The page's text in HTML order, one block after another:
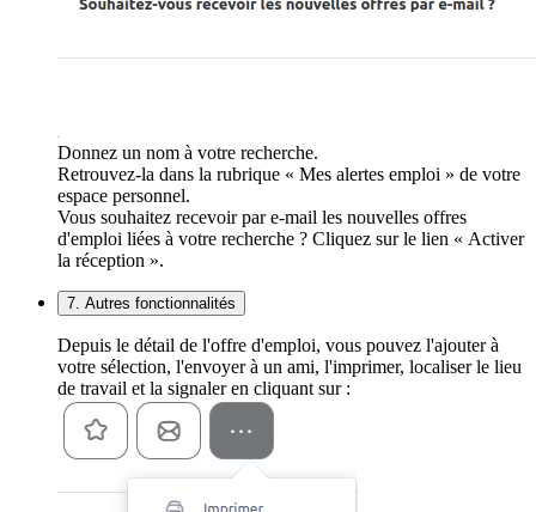
Donnez un nom à votre recherche.
Retrouvez-la dans la rubrique « Mes alertes emploi » de votre
espace personnel.
Vous souhaitez recevoir par e-mail les nouvelles offres
d'emploi liées à votre recherche ? Cliquez sur le lien « Activer
la réception ».
7. Autres fonctionnalités
Depuis le détail de l'offre d'emploi, vous pouvez l'ajouter à
votre sélection, l'envoyer à un ami, l'imprimer, localiser le lieu
de travail et la signaler en cliquant sur :